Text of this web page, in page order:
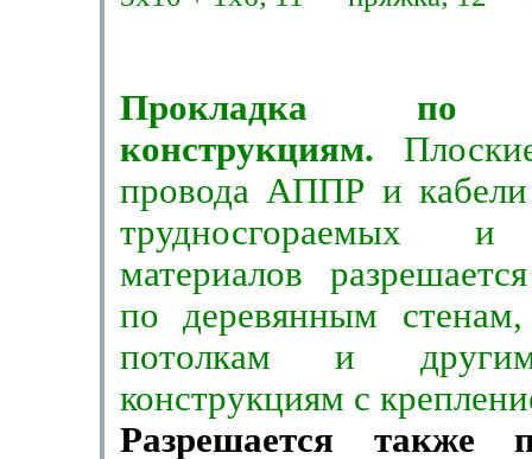
Прокладка по
конструкциям.
провода АППР и
труд­носгораемых и
материалов
по деревянным стенам,
потолкам и
конструкциям с
Разрешается также